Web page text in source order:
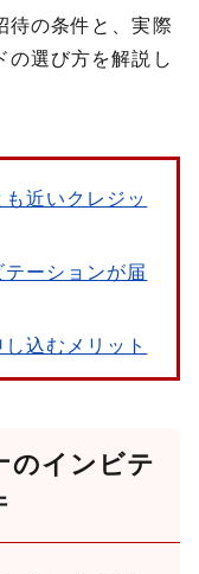
待の条件と、実際
の選び方を解説し
も近いクレジッ
テーションが届
し込むメリット
のインビテ